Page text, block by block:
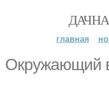
главная
Окружающий